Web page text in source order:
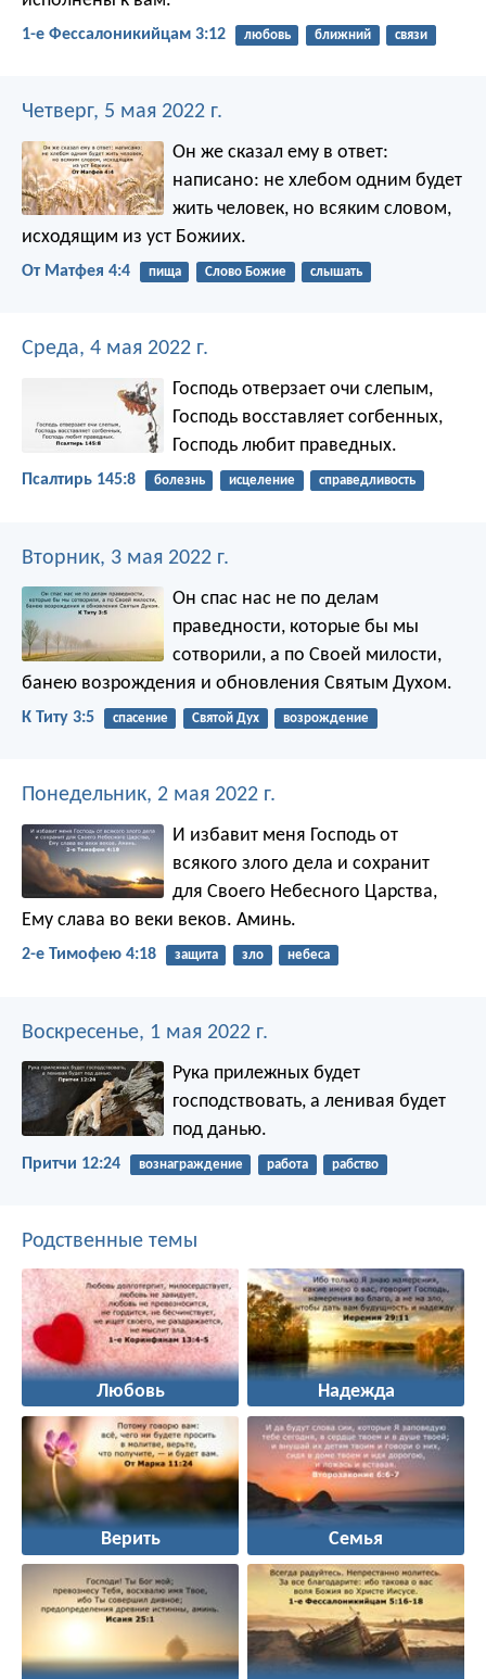
1-е Фессалоникийцам 3:12 любовь ближний связи
Четверг, 5 мая 2022 г.
Он же сказал ему в ответ:
написано: не хлебом одним будет
жить человек, но всяким словом,
исходящим из уст Божиих.
От Матфея 4:4 пища Слово Божие слышать
Среда, 4 мая 2022 г.
Господь отверзает очи слепым,
Господь восставляет согбенных,
Господь любит праведных.
Псалтирь 145:8 болезнь исцеление справедливость
Вторник, 3 мая 2022 г.
Он спас нас не по делам
праведности, которые бы мы
сотворили, а по Своей милости,
банею возрождения и обновления Святым Духом.
К Титу 3:5 спасение Святой Дух возрождение
Понедельник, 2 мая 2022 г.
И избавит меня Господь от
всякого злого дела и сохранит
для Своего Небесного Царства,
Ему слава во веки веков. Аминь.
2-е Тимофею 4:18 защита зло небеса
Воскресенье, 1 мая 2022 г.
Рука прилежных будет
господствовать, а ленивая будет
под данью.
Притчи 12:24 вознаграждение работа рабство
Родственные темы
Любовь Надежда
Верить Семья